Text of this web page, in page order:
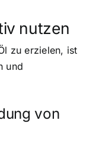
nutzen
zu erzielen, ist
und
von